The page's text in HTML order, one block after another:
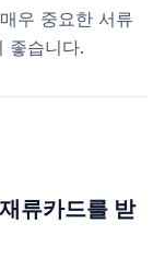
우 중요한 서류
좋습니다.
류카드를 받